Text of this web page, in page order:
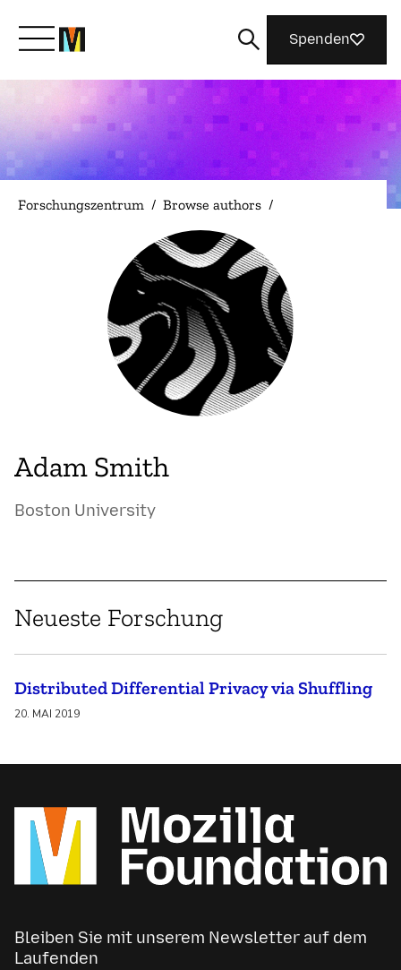
Lernen Sie Mozilla kennen
Was wir tun
Machen Sie mit
Magazin
Spenden
Forschungszentrum / Browse authors /
Adam Smith
Boston University
Neueste Forschung
Distributed Differential Privacy via Shuffling
20. MAI 2019
Bleiben Sie mit unserem Newsletter auf dem
Laufenden